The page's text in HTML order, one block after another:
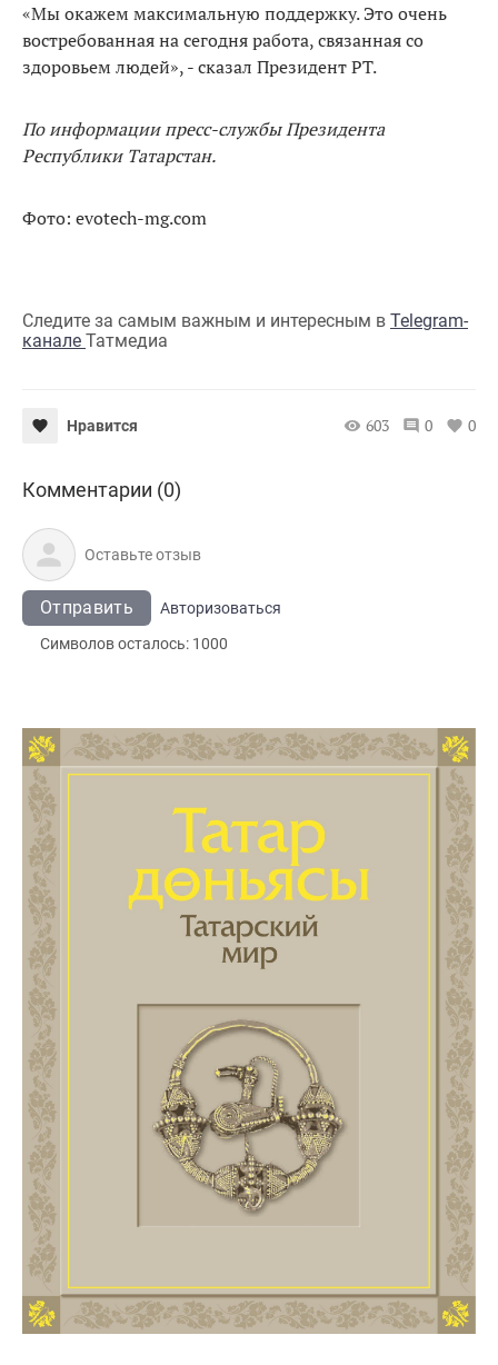
«Мы окажем максимальную поддержку. Это очень
востребованная на сегодня работа, связанная со
здоровьем людей», - сказал Президент РТ.
По информации пресс-службы Президента
Республики Татарстан.
Фото: evotech-mg.com
Следите за самым важным и интересным в Telegram-
канале Татмедиа
Нравится 603 0 0
Комментарии (0)
Отправить
Авторизоваться
Символов осталось: 1000